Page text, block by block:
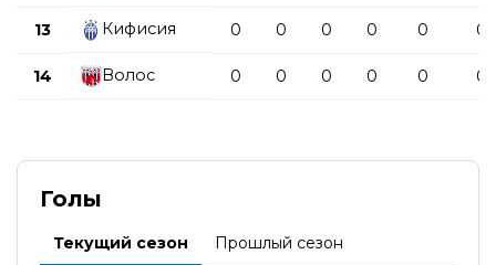
13 Кифисия 0 0 0 0 0 0
14 Волос 0 0 0 0 0 0
Голы
Текущий сезон Прошлый сезон